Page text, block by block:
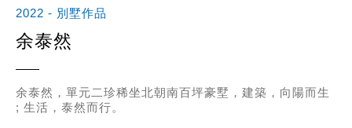
2022 - 別墅作品
余泰然
余泰然，單元二珍稀坐北朝南百坪豪墅，建築，向陽而生
; 生活，泰然而行。